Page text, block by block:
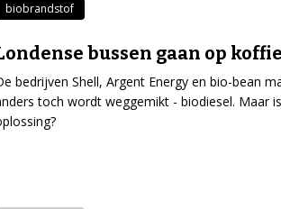
biobrandstof
bussen gaan op
bedrijven Shell, Argent Energy en bio-bean
toch wordt weggemikt - biodiesel. Maar